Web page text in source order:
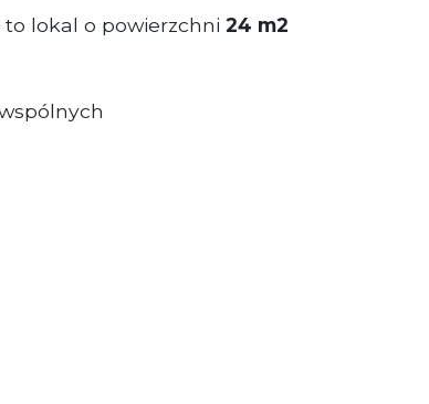
lokal o powierzchni 24 m2